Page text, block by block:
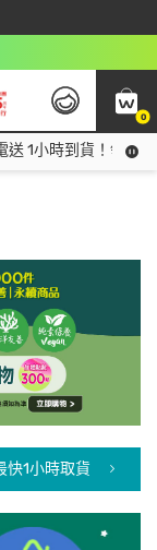
0
送 1小時到貨！領神
快1小時取貨